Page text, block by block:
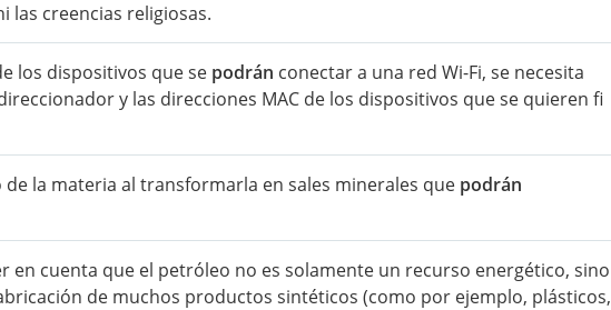
las creencias religiosas.
los dispositivos que se podrán conectar a una red Wi-Fi, se necesita
y las direcciones MAC de los dispositivos que se quieren fi
la materia al transformarla en sales minerales que podrán
en cuenta que el petróleo no es solamente un recurso energético, sino
de muchos productos sintéticos (como por ejemplo, plásticos,